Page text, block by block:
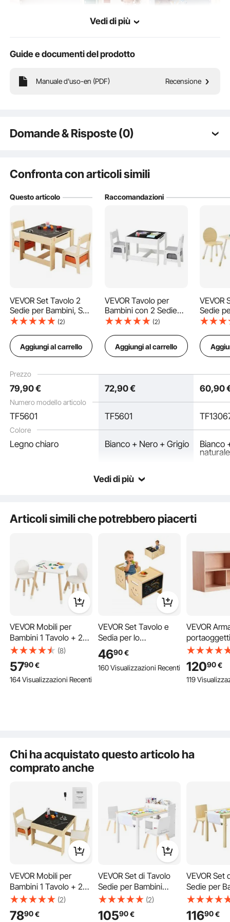
23,5 x 11 cm
Stabilità
Dettagli per sicurezza
Usi multipli
Ampiamente applicabile
Regalo ideale
Vedi di più
Guide e documenti del prodotto
Manuale d'uso-en (PDF) Recensione
Domande & Risposte (0)
Il prodotto è durevole? ...
Fai la prima domanda
Confronta con articoli simili
Prezzo
Numero modello articolo
Colore
Questo articolo Raccomandazioni
VEVOR Set Tavolo 2
Sedie per Bambini, Set
Tavolo Sedie per
Stoccaggio Sotto
Tavolo, Contenitore
Portaoggetti in
Scrivania in Legno per
Lettura
(2)
Aggiungi al carrello
VEVOR Tavolo per
Bambini con 2 Sedie
Contenitore
Tessuto Sotto, Set da
Tavolo per Leggere
Disegnare Scrivere,
Nido, Mobili per Sala
(2)
Aggiungi al carrello
VEVOR
Sedie
Tavolo
Scuola
per
79,90€ 72,90€ 60,90
TF5601 TF5601
Legno chiaro Bianco + Nero + Grigio
Bianco
naturale
Vedi di più
Articoli simili che potrebbero piacerti
VEVOR Mobili per
Bambini 1 Tavolo + 2
Sedie 500x500x437
mm 282x282x480
mm, Tavolino con
Sedie per Cameretta
(8)
5790€
164 Visualizzazioni Recenti
VEVOR Set Tavolo e
Sedia per lo
Svezzamento, Set
Tavolo e Sedia in
Legno per Bambini
4690€
160 Visualizzazioni Recenti
VEVOR
Scaffale
cubico 5
Armadietto
12090€
119
Chi ha acquistato questo articolo ha
comprato anche
VEVOR Mobili per
Bambini 1 Tavolo + 2
Sedie 610x610x483
mm 290x300x530
mm, Tavolino con
(2)
7890€
VEVOR Set di Tavolo
Sedie per Bambini
Mobiletto Portaoggetti
a 3 Ripiani, Set da
Tavolo Sedie con
(2)
10590€
VEVOR Set
Sedie per
Mobiletto
a 3 Ripiani,
Tavolo 2
11690€